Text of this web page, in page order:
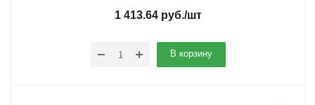
1 413.64 руб./шт
В корзину